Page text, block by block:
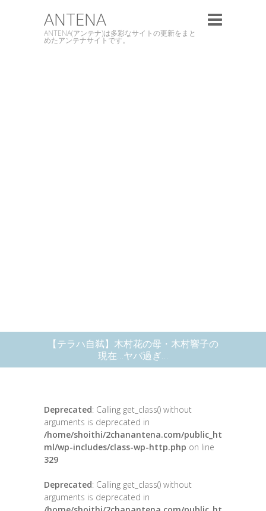
ANTENA
ANTENA(アンテナ)は多彩なサイトの更新をまと
めたアンテナサイトです。
【テラハ自弑】木村花の母・木村響子の
現在…ヤバ過ぎ…
Deprecated: Calling get_class() without
arguments is deprecated in
/home/shoithi/2chanantena.com/public_ht
ml/wp-includes/class-wp-http.php on line
329
Deprecated: Calling get_class() without
arguments is deprecated in